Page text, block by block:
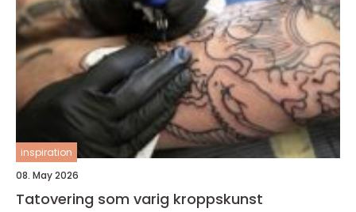
inspiration
08. May 2026
Tatovering som varig kroppskunst